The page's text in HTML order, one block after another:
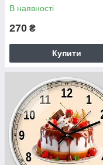
В наявності
270 ₴
Купити